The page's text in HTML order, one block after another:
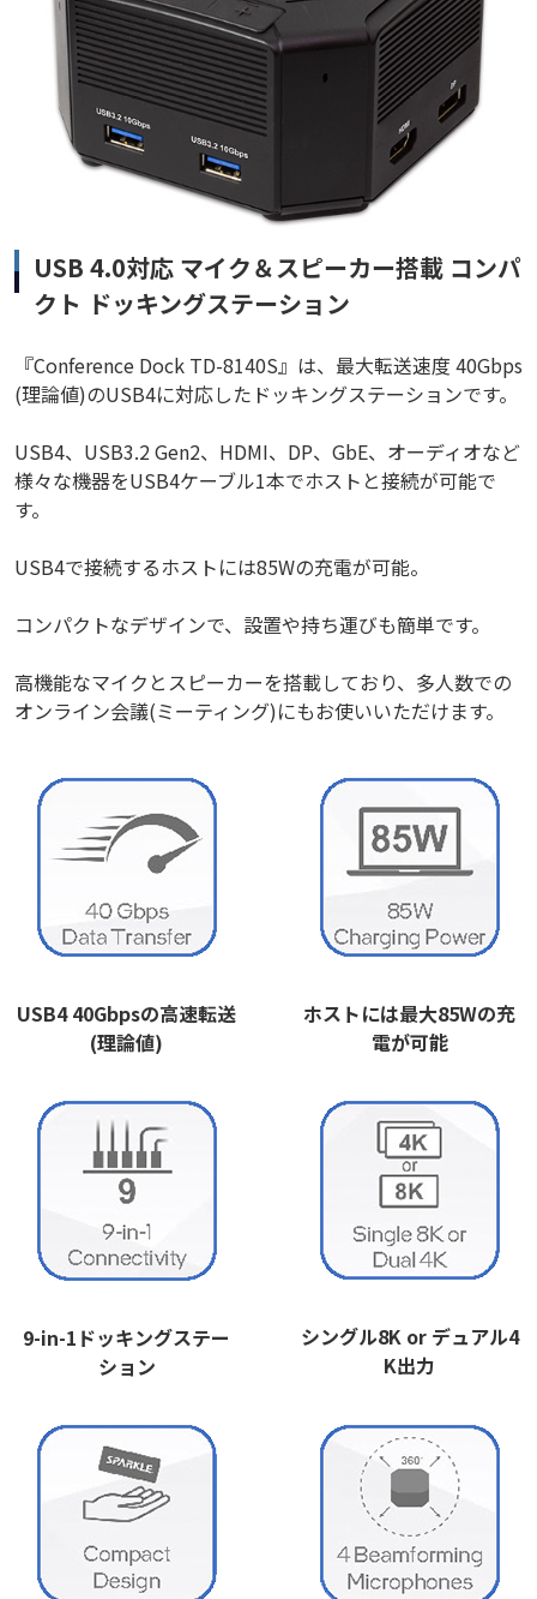
USB 4.0対応 マイク＆スピーカー搭載 コンパ
クト ドッキングステーション
『Conference Dock TD-8140S』は、最大転送速度 40Gbps
(理論値)のUSB4に対応したドッキングステーションです。
USB4、USB3.2 Gen2、HDMI、DP、GbE、オーディオなど
様々な機器をUSB4ケーブル1本でホストと接続が可能で
す。
USB4で接続するホストには85Wの充電が可能。
コンパクトなデザインで、設置や持ち運びも簡単です。
高機能なマイクとスピーカーを搭載しており、多人数での
オンライン会議(ミーティング)にもお使いいただけます。
USB4 40Gbpsの高速転送
(理論値)
ホストには最大85Wの充
電が可能
9-in-1ドッキングステー
ション
シングル8K or デュアル4
K出力